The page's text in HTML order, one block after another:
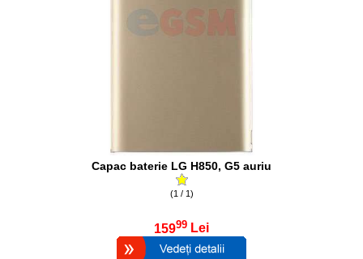
Capac baterie LG H850, G5 auriu
(1 / 1)
15999 Lei